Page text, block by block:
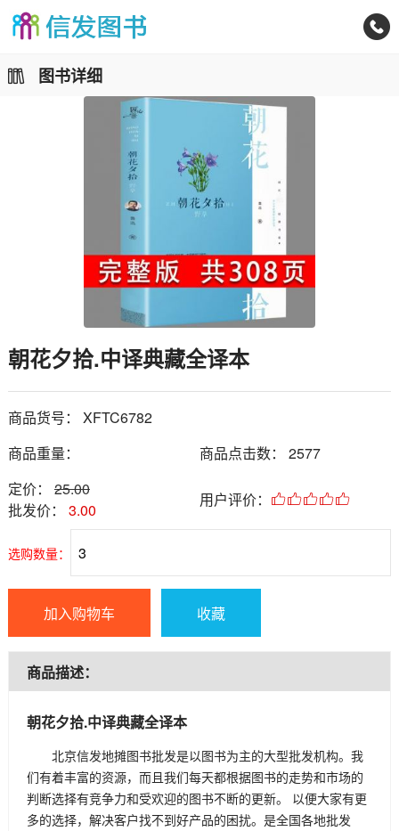
图书详细
朝花夕拾.中译典藏全译本
商品货号： XFTC6782
商品重量：
商品点击数： 2577
定价： 25.00
批发价： 3.00
用户评价：
选购数量：
加入购物车 收藏
商品描述：
朝花夕拾.中译典藏全译本
北京信发地摊图书批发是以图书为主的大型批发机构。我
们有着丰富的资源，而且我们每天都根据图书的走势和市场的
判断选择有竞争力和受欢迎的图书不断的更新。 以便大家有更
多的选择，解决客户找不到好产品的困扰。是全国各地批发